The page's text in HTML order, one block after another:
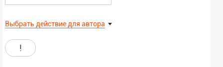
Выбрать действие для автора
!